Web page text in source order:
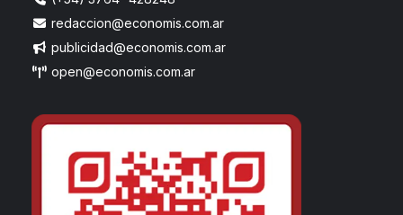
redaccion@economis.com.ar
publicidad@economis.com.ar
open@economis.com.ar